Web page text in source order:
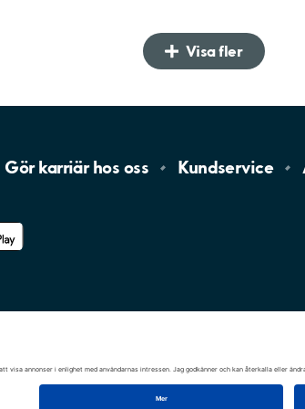
Visa fler
Gör karriär hos oss Kundservice